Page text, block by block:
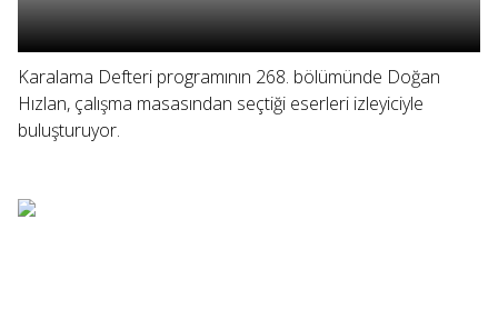
Karalama Defteri programının 268. bölümünde Doğan
Hızlan, çalışma masasından seçtiği eserleri izleyiciyle
buluşturuyor.